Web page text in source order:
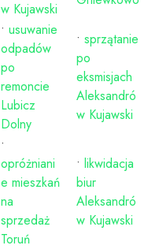
w Kujawski
• usuwanie
odpadów
po
remoncie
Lubicz
Dolny
• sprzątanie
po
eksmisjach
Aleksandró
w Kujawski
•
opróżniani
e mieszkań
na
sprzedaż
Toruń
• likwidacja
biur
Aleksandró
w Kujawski